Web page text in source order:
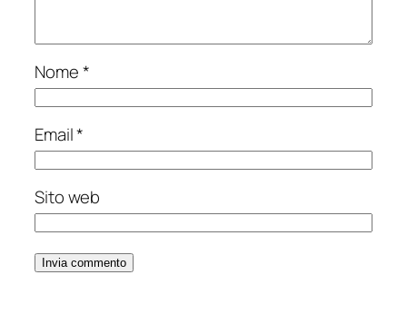
Nome*
Email*
Sito web